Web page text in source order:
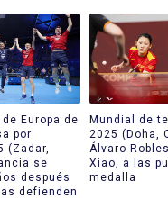
Europa de
por
(Zadar,
se
después
defienden
Mundial de
2025 (Doha,
Álvaro
Xiao, a las
medalla